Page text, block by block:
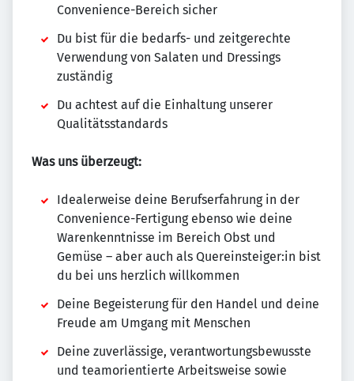
Convenience-Bereich sicher
Du bist für die bedarfs- und zeitgerechte
Verwendung von Salaten und Dressings
zuständig
Du achtest auf die Einhaltung unserer
Qualitätsstandards
Was uns überzeugt:
Idealerweise deine Berufserfahrung in der
Convenience-Fertigung ebenso wie deine
Warenkenntnisse im Bereich Obst und
Gemüse – aber auch als Quereinsteiger:in bist
du bei uns herzlich willkommen
Deine Begeisterung für den Handel und deine
Freude am Umgang mit Menschen
Deine zuverlässige, verantwortungsbewusste
und teamorientierte Arbeitsweise sowie